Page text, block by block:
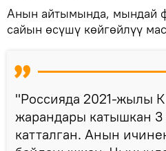
Анын айтымында, мындай
сайын өсүшү көйгөйлүү
"Россияда 2021-жылы
жарандары катышкан
катталган. Анын